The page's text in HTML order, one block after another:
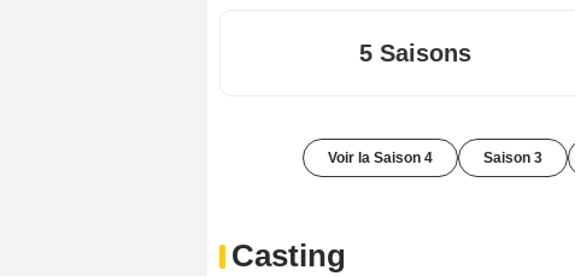
5 Saisons
Voir la Saison 4 Saison 3
Casting